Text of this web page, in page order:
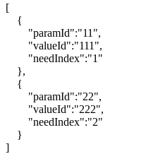
[
{
"paramId":"11",
"valueId":"111",
"needIndex":"1"
},
{
"paramId":"22",
"valueId":"222",
"needIndex":"2"
}
]